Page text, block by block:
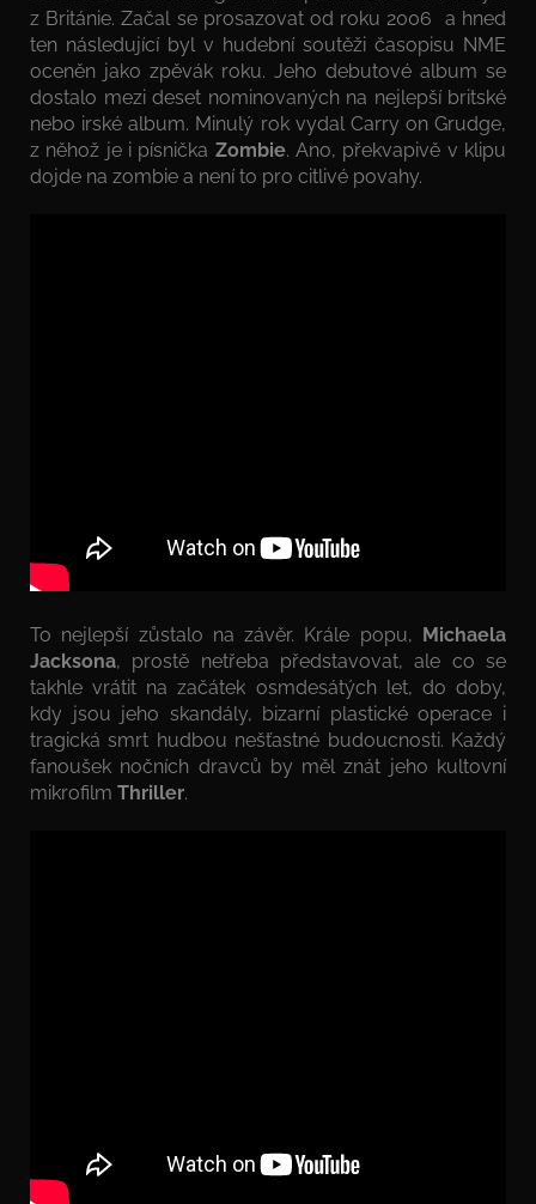
z Británie. Začal se prosazovat od roku 2006 a hned
ten následující byl v hudební soutěži časopisu NME
oceněn jako zpěvák roku. Jeho debutové album se
dostalo mezi deset nominovaných na nejlepší britské
nebo irské album. Minulý rok vydal Carry on Grudge,
z něhož je i písnička Zombie. Ano, překvapivě v klipu
dojde na zombie a není to pro citlivé povahy.
To nejlepší zůstalo na závěr. Krále popu, Michaela
Jacksona, prostě netřeba představovat, ale co se
takhle vrátit na začátek osmdesátých let, do doby,
kdy jsou jeho skandály, bizarní plastické operace i
tragická smrt hudbou nešťastné budoucnosti. Každý
fanoušek nočních dravců by měl znát jeho kultovní
mikrofilm Thriller.